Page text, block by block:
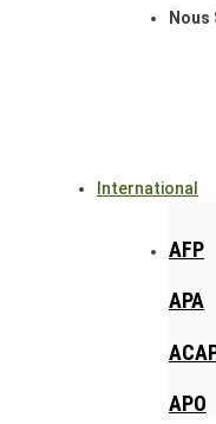
Nous
International
AFP
APA
APO